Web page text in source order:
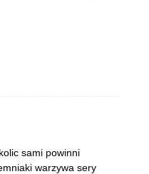
sami powinni
warzywa sery